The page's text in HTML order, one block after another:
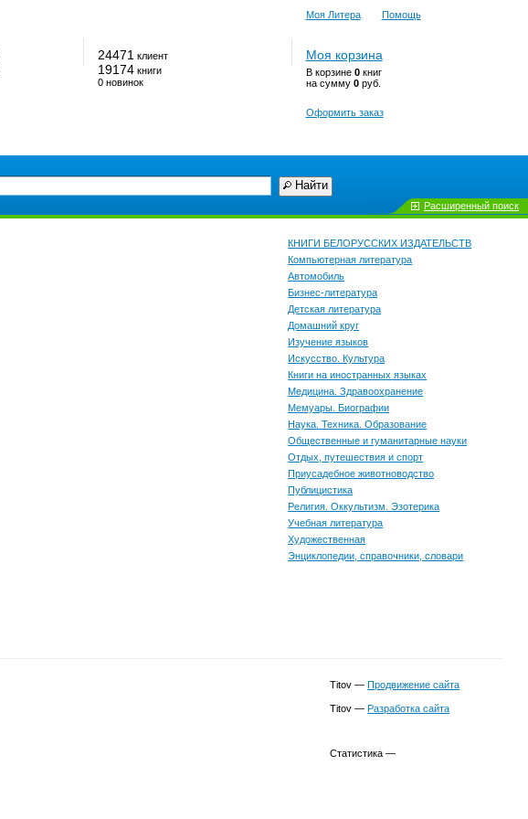
Моя Литера Помощь
24471 клиент
19174 книги
0 новинок
Моя корзина
В корзине 0книг
на сумму 0руб.
Оформить заказ
Найти
Расширенный поиск
КНИГИ БЕЛОРУССКИХ ИЗДАТЕЛЬСТВ
Компьютерная литература
Автомобиль
Бизнес-литература
Детская литература
Домашний круг
Изучение языков
Искусство. Культура
Книги на иностранных языках
Медицина. Здравоохранение
Мемуары. Биографии
Наука. Техника. Образование
Общественные и гуманитарные науки
Отдых, путешествия и спорт
Приусадебное животноводство
Публицистика
Религия. Оккультизм. Эзотерика
Учебная литература
Художественная
Энциклопедии, справочники, словари
Titov —Продвижение сайта
Titov — Разработка сайта
Статистика —